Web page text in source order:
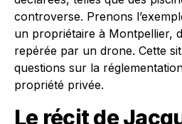
controverse. Prenons
un propriétaire à Montpellier,
repérée par un drone. Cette
questions sur la
propriété privée.
Le récit de